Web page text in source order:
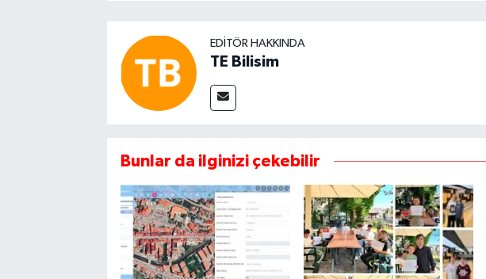
EDITÖR HAKKINDA
TE Bilisim
Bunlar da ilginizi çekebilir